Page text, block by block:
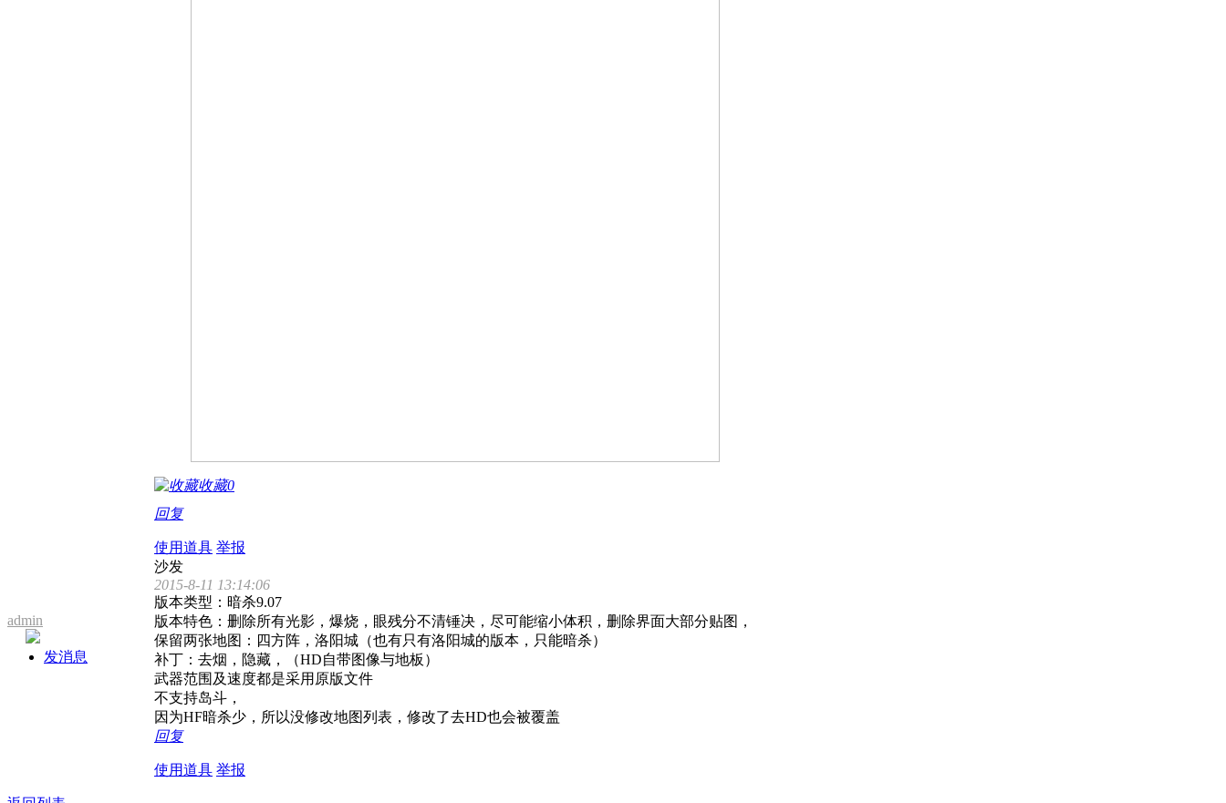
收藏0
回复
使用道具 举报
admin
发消息
沙发
2015-8-11 13:14:06
版本类型：暗杀9.07
版本特色：删除所有光影，爆烧，眼残分不清锤决，尽可能缩小体积，删除界面大部分贴图，
保留两张地图：四方阵，洛阳城（也有只有洛阳城的版本，只能暗杀）
补丁：去烟，隐藏，（HD自带图像与地板）
武器范围及速度都是采用原版文件
不支持岛斗，
因为HF暗杀少，所以没修改地图列表，修改了去HD也会被覆盖
回复
使用道具 举报